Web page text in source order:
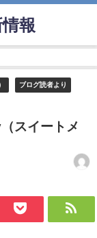
報
ブログ読者より
スイートメ